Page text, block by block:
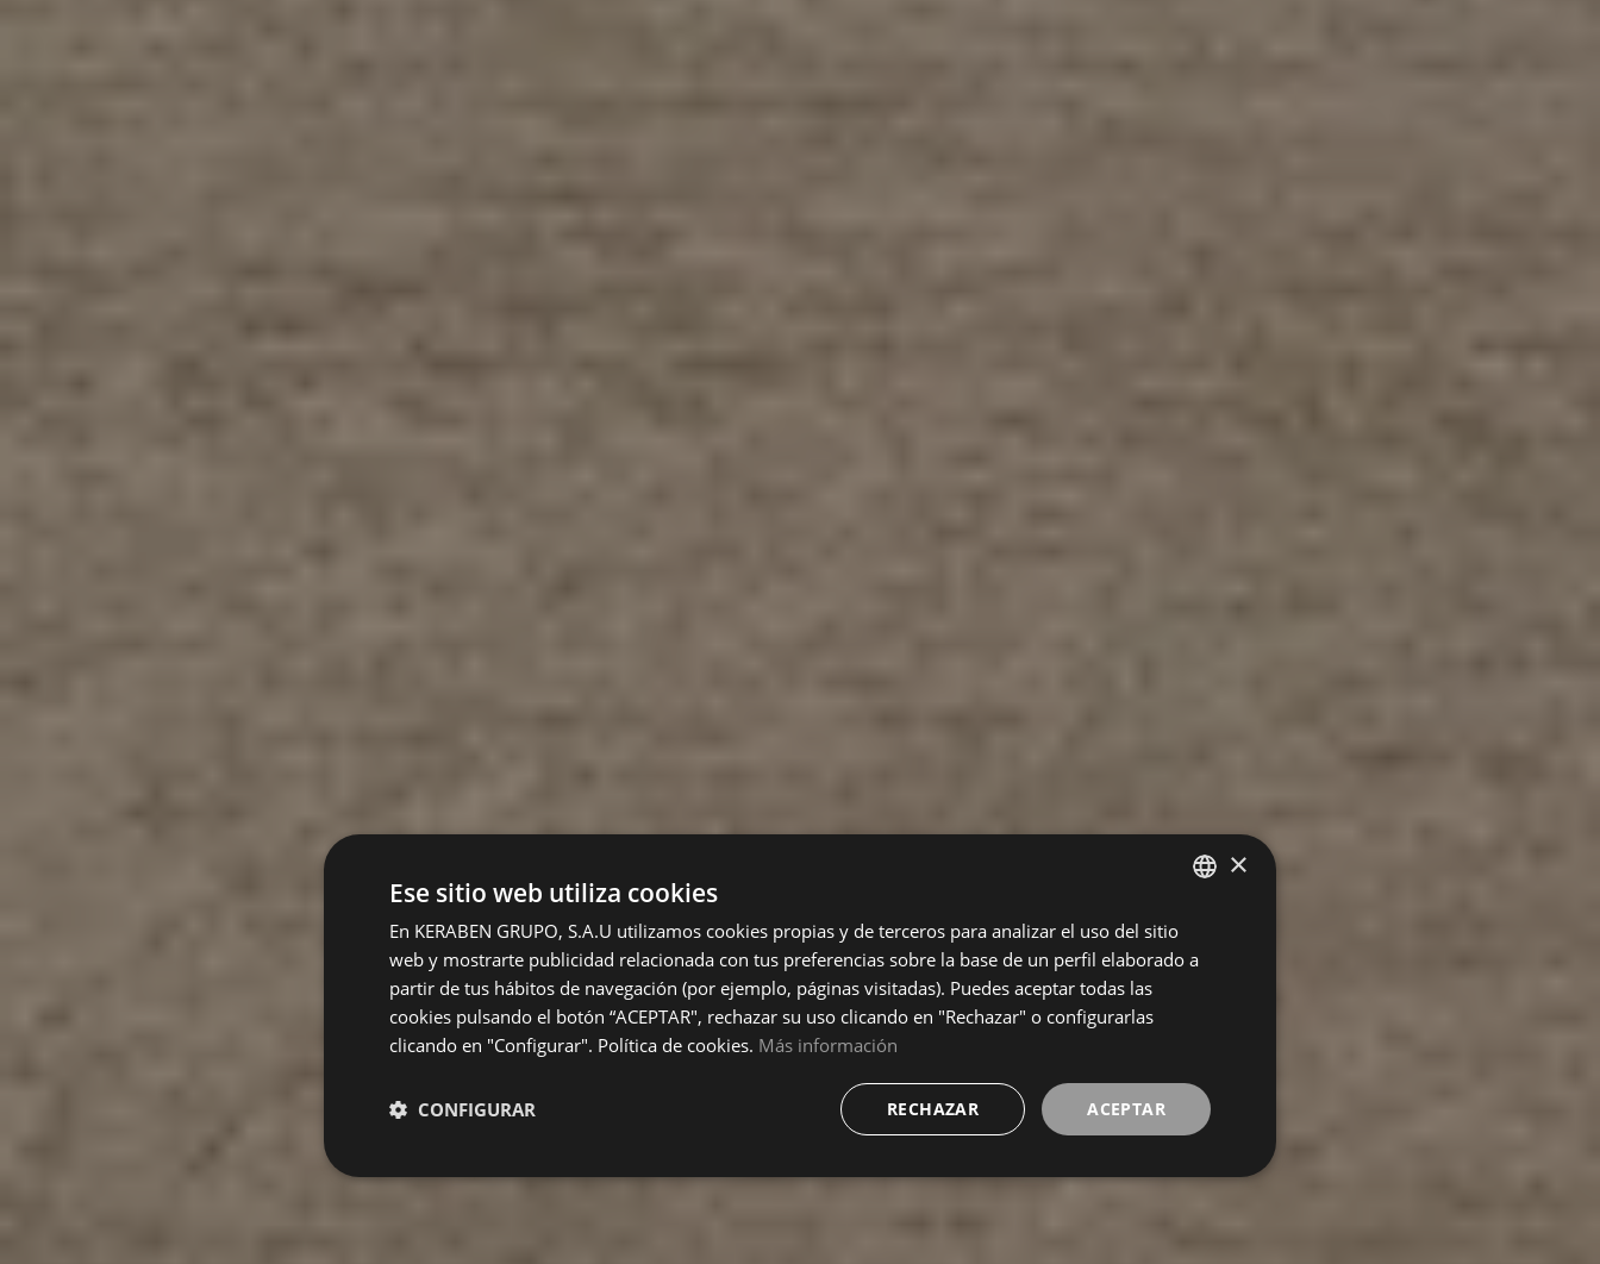
SPANISH
GERMAN
×
Ese sitio web utiliza cookies
En KERABEN GRUPO, S.A.U utilizamos cookies propias y de terceros para analizar el uso del sitio
web y mostrarte publicidad relacionada con tus preferencias sobre la base de un perfil elaborado a
partir de tus hábitos de navegación (por ejemplo, páginas visitadas). Puedes aceptar todas las
cookies pulsando el botón “ACEPTAR", rechazar su uso clicando en "Rechazar" o configurarlas
clicando en "Configurar". Política de cookies. Más información
ACEPTAR
RECHAZAR
CONFIGURAR